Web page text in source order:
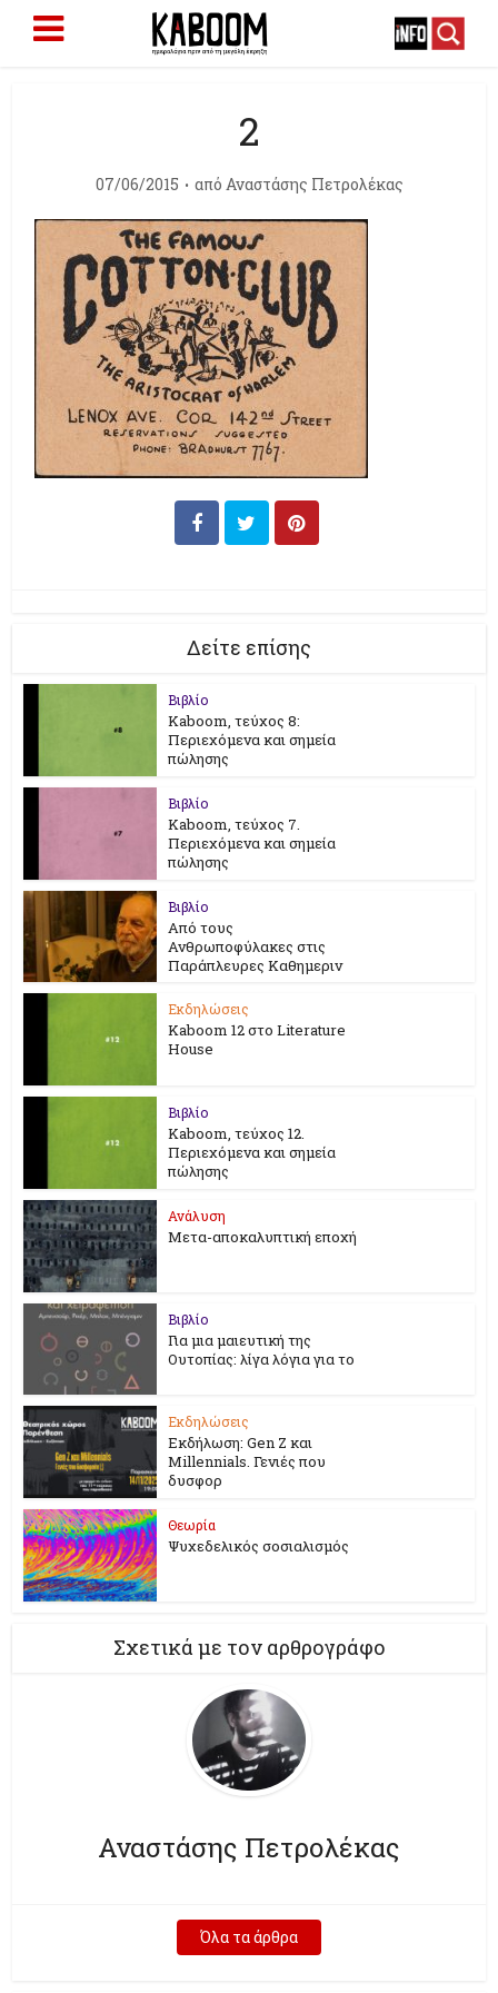
2
07/06/2015 από Αναστάσης Πετρολέκας
Δείτε επίσης
Βιβλίο
Kaboom, τεύχος 8:
Περιεχόμενα και σημεία
πώλησης
Βιβλίο
Kaboom, τεύχος 7.
Περιεχόμενα και σημεία
πώλησης
Βιβλίο
Από τους
Ανθρωποφύλακες στις
Παράπλευρες Καθημεριν
Εκδηλώσεις
Kaboom 12 στο Literature
House
Βιβλίο
Kaboom, τεύχος 12.
Περιεχόμενα και σημεία
πώλησης
Ανάλυση
Μετα-αποκαλυπτική εποχή
Βιβλίο
Για μια μαιευτική της
Ουτοπίας: λίγα λόγια για το
Εκδηλώσεις
Εκδήλωση: Gen Z και
Millennials. Γενιές που
δυσφορ
Θεωρία
Ψυχεδελικός σοσιαλισμός
Σχετικά με τον αρθρογράφο
Αναστάσης Πετρολέκας
Όλα τα άρθρα